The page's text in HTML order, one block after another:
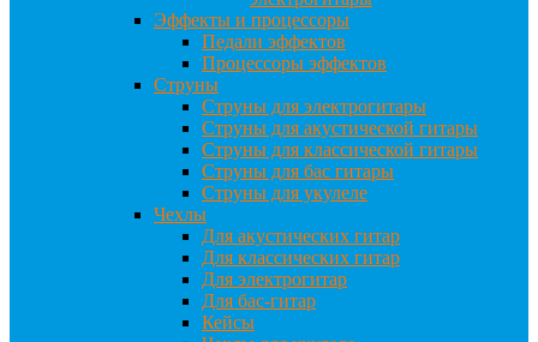
Эффекты и процессоры
Педали эффектов
Процессоры эффектов
Струны
Струны для электрогитары
Струны для акустической гитары
Струны для классической гитары
Струны для бас гитары
Струны для укулеле
Чехлы
Для акустических гитар
Для классических гитар
Для электрогитар
Для бас-гитар
Кейсы